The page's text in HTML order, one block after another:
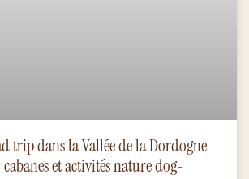
trip dans la Vallée de la Dordogne
et activités nature dog-